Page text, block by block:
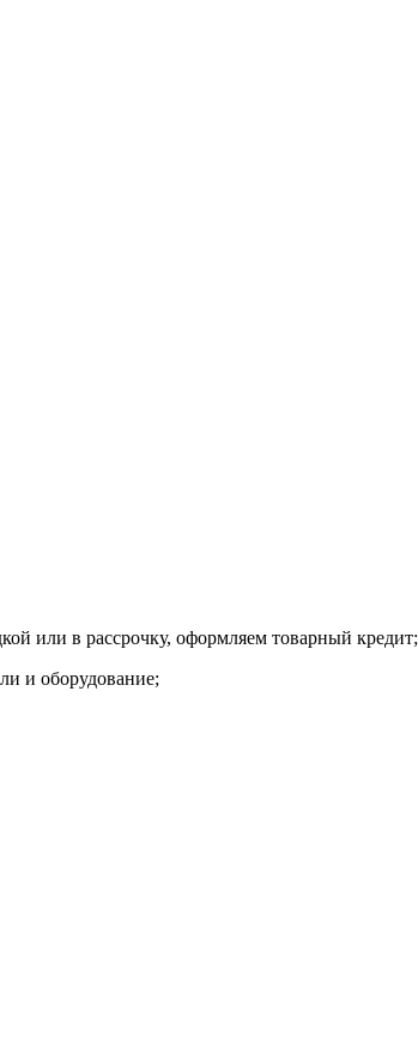
или в рассрочку, оформляем товарный кредит;
и оборудование;